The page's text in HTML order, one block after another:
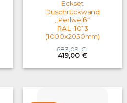
Eckset
Duschrückwand
„Perlweiß“
RAL_1013
(1000x2050mm)
683,09€
Original
price
was:
419,00 €Current
is: